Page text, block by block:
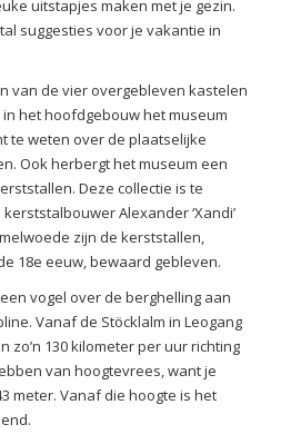
uitstapjes maken met je gezin.
suggesties voor je vakantie in
van de vier overgebleven kastelen
het hoofdgebouw het museum
te weten over de plaatselijke
Ook herbergt het museum een
Deze collectie is te
Alexander ‘Xandi’
zijn de kerststallen,
18e eeuw, bewaard gebleven.
een vogel over de berghelling aan
Vanaf de Stöcklalm in Leogang
zo’n 130 kilometer per uur richting
van hoogtevrees, want je
meter. Vanaf die hoogte is het